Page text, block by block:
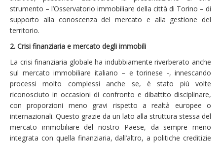
strumento – l’Osservatorio immobiliare della città di Torino – di
supporto alla conoscenza del mercato e alla gestione del
territorio.
2. Crisi finanziaria e mercato degli immobili
La crisi finanziaria globale ha indubbiamente riverberato anche
sul mercato immobiliare italiano – e torinese -, innescando
processi molto complessi anche se, è stato più volte
riconosciuto in occasioni di confronto e dibattito disciplinare,
con proporzioni meno gravi rispetto a realtà europee o
internazionali. Questo grazie da un lato alla struttura stessa del
mercato immobiliare del nostro Paese, da sempre meno
integrata con quella finanziaria, dall’altro, a politiche creditizie